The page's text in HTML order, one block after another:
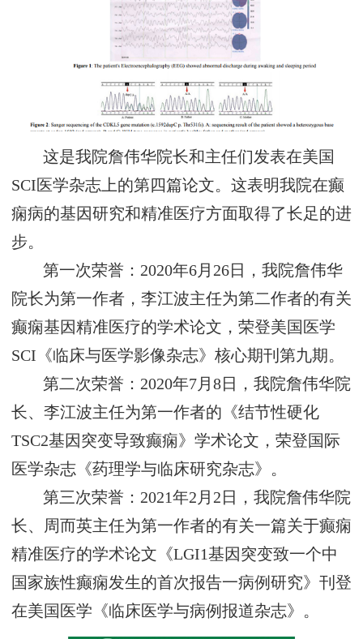
这是我院詹伟华院长和主任们发表在美国
SCI医学杂志上的第四篇论文。这表明我院在癫
痫病的基因研究和精准医疗方面取得了长足的进
步。
第一次荣誉：2020年6月26日，我院詹伟华
院长为第一作者，李江波主任为第二作者的有关
癫痫基因精准医疗的学术论文，荣登美国医学
SCI《临床与医学影像杂志》核心期刊第九期。
第二次荣誉：2020年7月8日，我院詹伟华院
长、李江波主任为第一作者的《结节性硬化
TSC2基因突变导致癫痫》学术论文，荣登国际
医学杂志《药理学与临床研究杂志》。
第三次荣誉：2021年2月2日，我院詹伟华院
长、周而英主任为第一作者的有关一篇关于癫痫
精准医疗的学术论文《LGI1基因突变致一个中
国家族性癫痫发生的首次报告一病例研究》刊登
在美国医学《临床医学与病例报道杂志》。